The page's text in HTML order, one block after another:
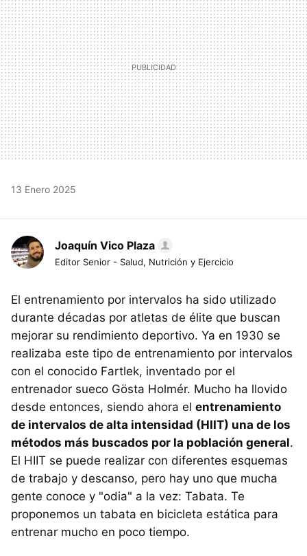
13 Enero 2025
Joaquín Vico Plaza
Editor Senior - Salud, Nutrición y Ejercicio
El entrenamiento por intervalos ha sido utilizado
durante décadas por atletas de élite que buscan
mejorar su rendimiento deportivo. Ya en 1930 se
realizaba este tipo de entrenamiento por intervalos
con el conocido Fartlek, inventado por el
entrenador sueco Gösta Holmér. Mucho ha llovido
desde entonces, siendo ahora el entrenamiento
de intervalos de alta intensidad (HIIT) una de los
métodos más buscados por la población general.
El HIIT se puede realizar con diferentes esquemas
de trabajo y descanso, pero hay uno que mucha
gente conoce y "odia" a la vez: Tabata. Te
proponemos un tabata en bicicleta estática para
entrenar mucho en poco tiempo.